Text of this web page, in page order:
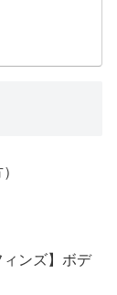
ンズ】ボデ